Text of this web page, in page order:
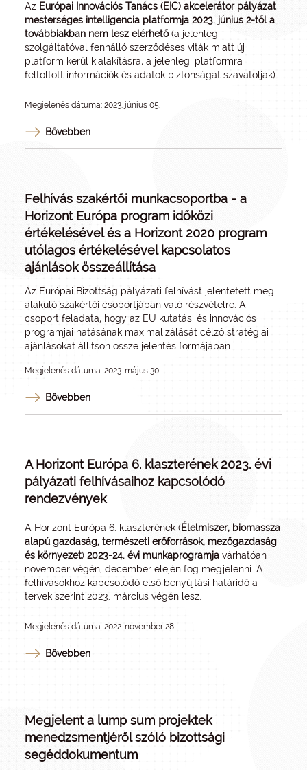
Az Európai Innovációs Tanács (EIC) akcelerátor pályázat
mesterséges intelligencia platformja 2023. június 2-től a
továbbiakban nem lesz elérhető(a jelenlegi
szolgáltatóval fennálló szerződéses viták miatt új
platform kerül kialakításra, a jelenlegi platformra
feltöltött információk és adatok biztonságát szavatolják).
Megjelenés dátuma: 2023. június 05.
Bővebben
Felhívás szakértői munkacsoportba - a
Horizont Európa program időközi
értékelésével és a Horizont 2020 program
utólagos értékelésével kapcsolatos
ajánlások összeállítása
Az Európai Bizottság pályázati felhívást jelentetett meg
alakuló szakértői csoportjában való részvételre. A
csoport feladata, hogy az EU kutatási és innovációs
programjai hatásának maximalizálását célzó stratégiai
ajánlásokat állítson össze jelentés formájában.
Megjelenés dátuma: 2023. május 30.
Bővebben
A Horizont Európa 6. klaszterének 2023. évi
pályázati felhívásaihoz kapcsolódó
rendezvények
A Horizont Európa 6. klaszterének (Élelmiszer, biomassza
alapú gazdaság, természeti erőforrások, mezőgazdaság
és környezet) 2023-24. évi munkaprogramja várhatóan
november végén, december elején fog megjelenni. A
felhívásokhoz kapcsolódó első benyújtási határidő a
tervek szerint 2023. március végén lesz.
Megjelenés dátuma: 2022. november 28.
Bővebben
Megjelent a lump sum projektek
menedzsmentjéről szóló bizottsági
segéddokumentum